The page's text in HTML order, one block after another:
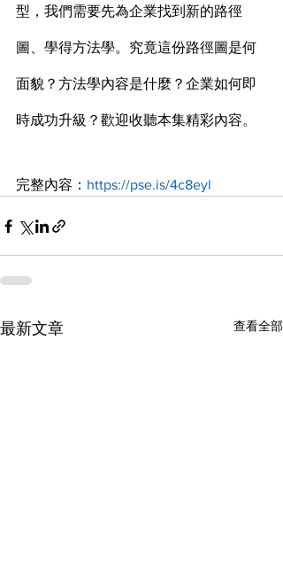
型，我們需要先為企業找到新的路徑
圖、學得方法學。究竟這份路徑圖是何
面貌？方法學內容是什麼？企業如何即
時成功升級？歡迎收聽本集精彩內容。
完整內容： https://pse.is/4c8eyl
最新文章 查看全部